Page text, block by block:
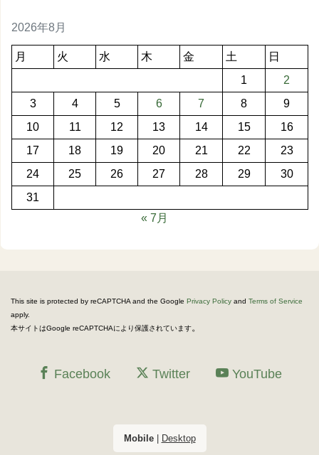
2026年8月
月 火 水 木 金 土
日
1
2
3
4 5 6 7 8
9
10
11 12 13 14 15
16
17
18 19 20 21 22
23
24
25 26 27 28 29
30
31
« 7月
This site is protected by reCAPTCHA and the Google Privacy Policy and Terms of Service
apply.
本サイトはGoogle reCAPTCHAにより保護されています。
Facebook Twitter YouTube
Mobile| Desktop